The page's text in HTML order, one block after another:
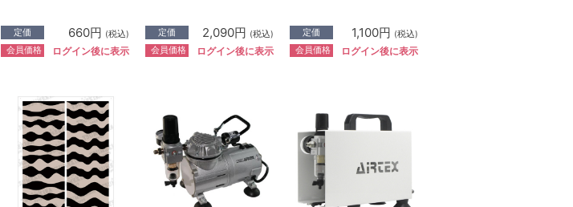
定価 660円 (税込)
会員価格 ログイン後に表示
定価 2,090円 (税込)
会員価格 ログイン後に表示
定価 1,100円 (税込)
会員価格 ログイン後に表示